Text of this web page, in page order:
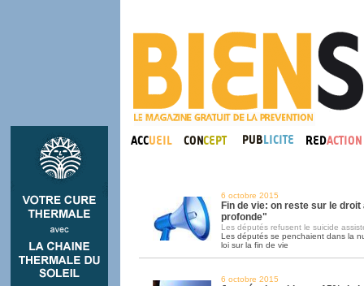
6 octobre 2015
Fin de vie: on reste sur le
profonde"
Les députés refusent le suicide
Les députés se penchaient dans la
loi sur la fin de vie
6 octobre 2015